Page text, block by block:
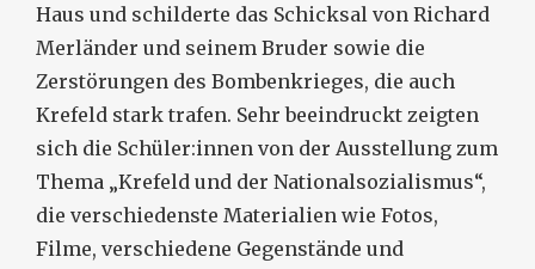
Haus und schilderte das Schicksal von Richard
Merländer und seinem Bruder sowie die
Zerstörungen des Bombenkrieges, die auch
Krefeld stark trafen. Sehr beeindruckt zeigten
sich die Schüler:innen von der Ausstellung zum
Thema „Krefeld und der Nationalsozialismus“,
die verschiedenste Materialien wie Fotos,
Filme, verschiedene Gegenstände und